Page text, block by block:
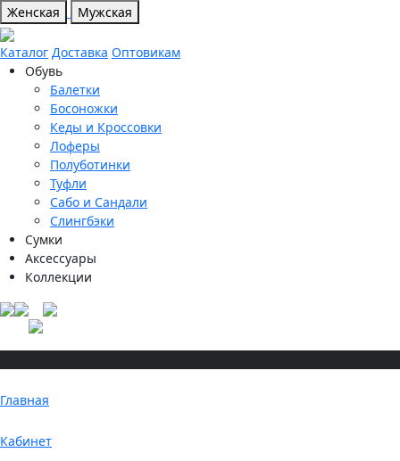
Женская Мужская
Каталог Доставка Оптовикам
Обувь
Балетки
Босоножки
Кеды и Кроссовки
Лоферы
Полуботинки
Туфли
Сабо и Сандали
Слингбэки
Сумки
Аксессуары
Коллекции
Главная
Кабинет